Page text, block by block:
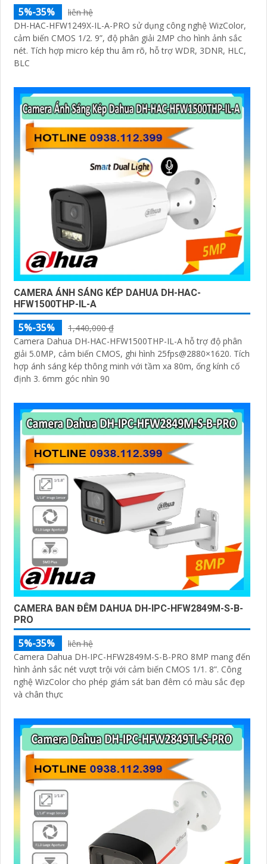
5%-35%
liên hệ
DH-HAC-HFW1249X-IL-A-PRO sử dụng công nghệ WizColor,
cảm biến CMOS 1/2. 9”, độ phân giải 2MP cho hình ảnh sắc
nét. Tích hợp micro kép thu âm rõ, hỗ trợ WDR, 3DNR, HLC,
BLC
CAMERA ÁNH SÁNG KÉP DAHUA DH-HAC-
HFW1500THP-IL-A
5%-35%
1,440,000 ₫
Camera Dahua DH-HAC-HFW1500THP-IL-A hỗ trợ độ phân
giải 5.0MP, cảm biến CMOS, ghi hình 25fps@2880×1620. Tích
hợp ánh sáng kép thông minh với tầm xa 80m, ống kính cố
định 3. 6mm góc nhìn 90
CAMERA BAN ĐÊM DAHUA DH-IPC-HFW2849M-S-B-
PRO
5%-35%
liên hệ
Camera Dahua DH-IPC-HFW2849M-S-B-PRO 8MP mang đến
hình ảnh sắc nét vượt trội với cảm biến CMOS 1/1. 8”. Công
nghệ WizColor cho phép giám sát ban đêm có màu sắc đẹp
và chân thực